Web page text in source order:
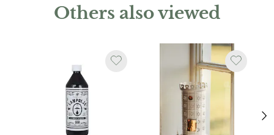
Others also viewed